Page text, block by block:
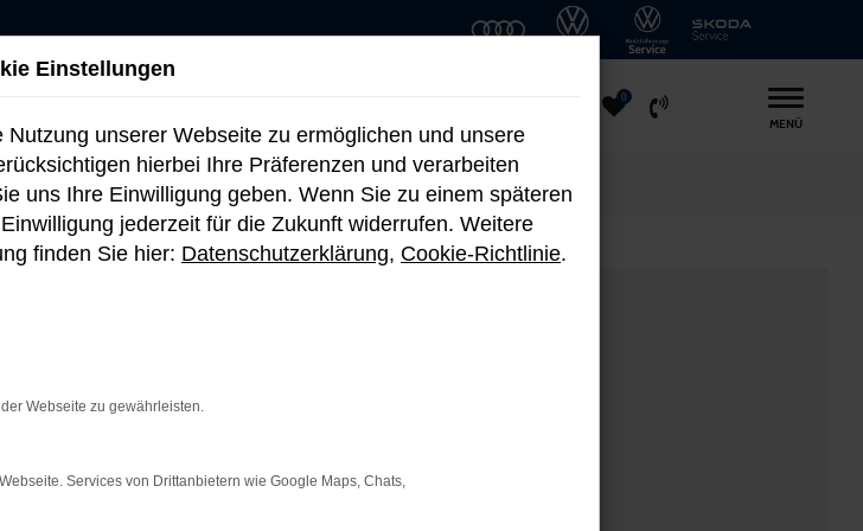
MENÜ
0
Einstellungen
unserer Webseite zu ermöglichen und unsere
hierbei Ihre Präferenzen und verarbeiten
uns Ihre Einwilligung geben. Wenn Sie zu einem späteren
jederzeit für die Zukunft widerrufen. Weitere
finden Sie hier: Datenschutzerklärung, Cookie-Richtlinie.
Webseite zu gewährleisten.
Services von Drittanbietern wie Google Maps, Chats,